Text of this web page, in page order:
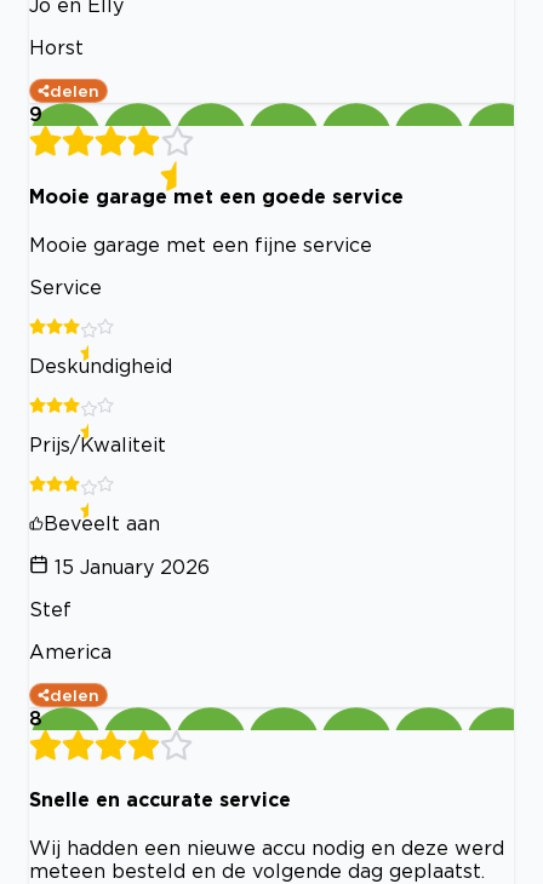
Jo en Elly
Horst
delen
9
Mooie garage met een goede service
Mooie garage met een fijne service
Service
Deskundigheid
Prijs/Kwaliteit
Beveelt aan
15 January 2026
Stef
America
delen
8
Snelle en accurate service
Wij hadden een nieuwe accu nodig en deze werd
meteen besteld en de volgende dag geplaatst.